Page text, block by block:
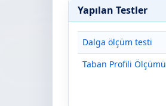
Yapılan Testler
Dalga ölçüm testi
Taban Profili Ölçümü